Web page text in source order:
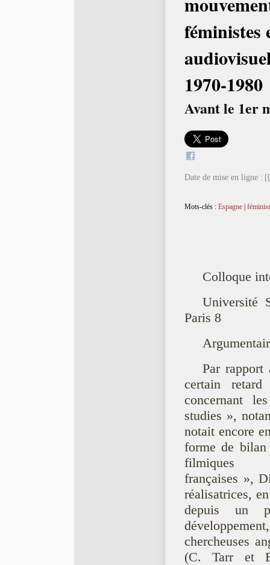
féministes
1970-1980
Avant le 1er
Date de mise en ligne :
Mots-clés : Espagne|
Colloque
Université
Paris 8
Par rapport
certain
concernant
studies »,
notait encore
forme de
françaises »,
réalisatrices,
depuis un
chercheuses
(C. Tarr et